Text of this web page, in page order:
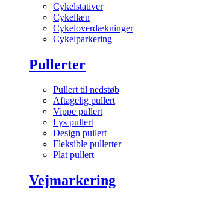
Cykelstativer
Cykellæn
Cykeloverdækninger
Cykelparkering
Pullerter
Pullert til nedstøb
Aftagelig pullert
Vippe pullert
Lys pullert
Design pullert
Fleksible pullerter
Plat pullert
Vejmarkering